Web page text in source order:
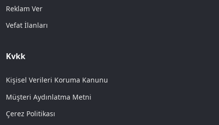
Reklam Ver
Vefat İlanları
Kvkk
Kişisel Verileri Koruma Kanunu
Müşteri Aydınlatma Metni
Çerez Politikası